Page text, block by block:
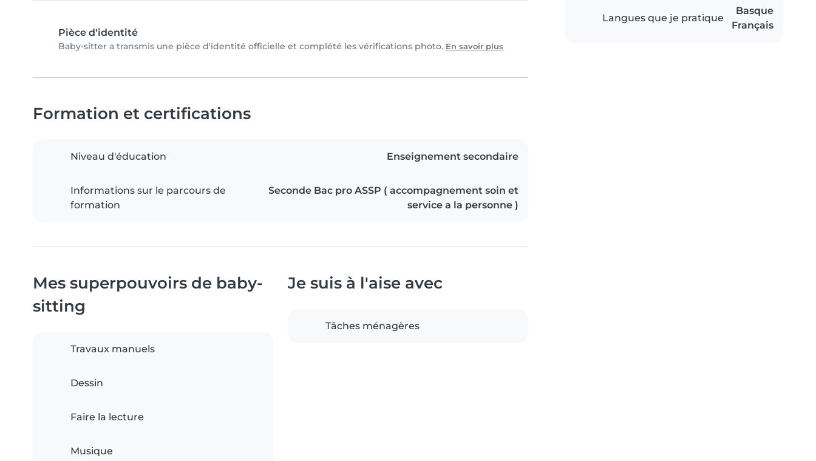
Pièce d'identité
Baby-sitter a transmis une pièce d'identité officielle et complété les vérifications photo. En savoir plus
Langues que je pratique
Basque
Français
Formation et certifications
Niveau d'éducation Enseignement secondaire
Informations sur le parcours de
formation
Seconde Bac pro ASSP ( accompagnement soin et
service a la personne )
Mes superpouvoirs de baby-
sitting
Travaux manuels
Dessin
Faire la lecture
Musique
Je suis à l'aise avec
Tâches ménagères